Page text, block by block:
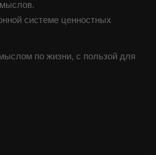
системе ценностных
по жизни, с пользой для